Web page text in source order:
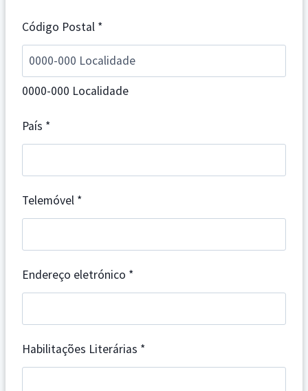
Código Postal *
0000-000 Localidade
País *
Telemóvel *
Endereço eletrónico *
Habilitações Literárias *